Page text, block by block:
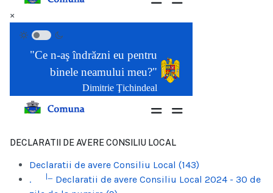
×
DECLARATII DE AVERE CONSILIU LOCAL
Declaratii de avere Consiliu Local (143)
.
|_
Declaratii de avere Consiliu Local 2024 - 30 de